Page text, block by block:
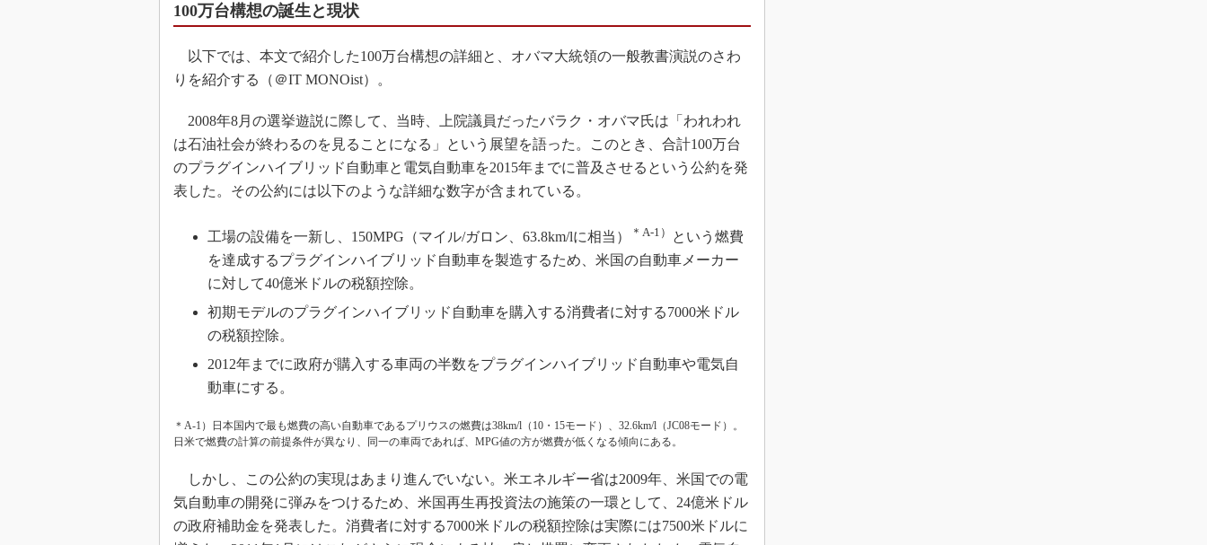
100万台構想の誕生と現状
以下では、本文で紹介した100万台構想の詳細と、オバマ大統領の一般教書演説のさわ
りを紹介する（＠IT MONOist）。
2008年8月の選挙遊説に際して、当時、上院議員だったバラク・オバマ氏は「われわれ
は石油社会が終わるのを見ることになる」という展望を語った。このとき、合計100万台
のプラグインハイブリッド自動車と電気自動車を2015年までに普及させるという公約を発
表した。その公約には以下のような詳細な数字が含まれている。
工場の設備を一新し、150MPG（マイル/ガロン、63.8km/lに相当） ＊A-1）
という燃費
を達成するプラグインハイブリッド自動車を製造するため、米国の自動車メーカー
に対して40億米ドルの税額控除。
初期モデルのプラグインハイブリッド自動車を購入する消費者に対する7000米ドル
の税額控除。
2012年までに政府が購入する車両の半数をプラグインハイブリッド自動車や電気自
動車にする。
＊A-1）日本国内で最も燃費の高い自動車であるプリウスの燃費は38km/l（10・15モード）、32.6km/l（JC08モード）。
日米で燃費の計算の前提条件が異なり、同一の車両であれば、MPG値の方が燃費が低くなる傾向にある。
しかし、この公約の実現はあまり進んでいない。米エネルギー省は2009年、米国での電
気自動車の開発に弾みをつけるため、米国再生再投資法の施策の一環として、24億米ドル
の政府補助金を発表した。消費者に対する7000米ドルの税額控除は実際には7500米ドルに